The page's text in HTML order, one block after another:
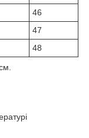
46
47
48